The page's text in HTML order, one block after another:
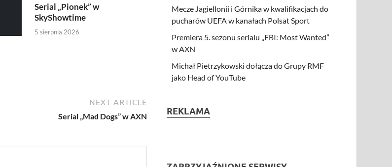
Serial „Pionek” w
SkyShowtime
5 sierpnia 2026
NEXT ARTICLE
Serial „Mad Dogs” w AXN
Mecze Jagiellonii i Górnika w kwalifikacjach do
pucharów UEFA w kanałach Polsat Sport
Premiera 5. sezonu serialu „FBI: Most Wanted”
w AXN
Michał Pietrzykowski dołącza do Grupy RMF
jako Head of YouTube
REKLAMA